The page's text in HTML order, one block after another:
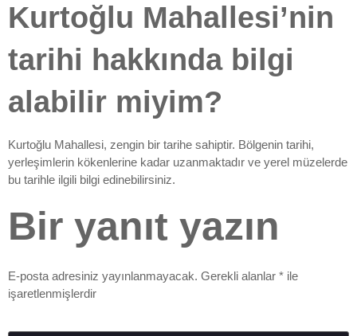
Kurtoğlu Mahallesi’nin
tarihi hakkında bilgi
alabilir miyim?
Kurtoğlu Mahallesi, zengin bir tarihe sahiptir. Bölgenin tarihi,
yerleşimlerin kökenlerine kadar uzanmaktadır ve yerel müzelerde
bu tarihle ilgili bilgi edinebilirsiniz.
Bir yanıt yazın
E-posta adresiniz yayınlanmayacak. Gerekli alanlar * ile
işaretlenmişlerdir